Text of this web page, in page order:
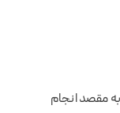
مقصد انجام